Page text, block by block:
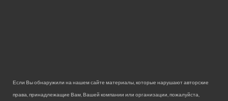
Если Вы обнаружили на нашем сайте материалы, которые нарушают авторские
права, принадлежащие Вам, Вашей компании или организации, пожалуйста,